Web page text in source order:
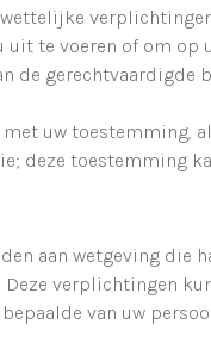
uit te voeren of om op
de gerechtvaardigde
uw toestemming,
deze toestemming
aan wetgeving die
Deze verplichtingen
van uw